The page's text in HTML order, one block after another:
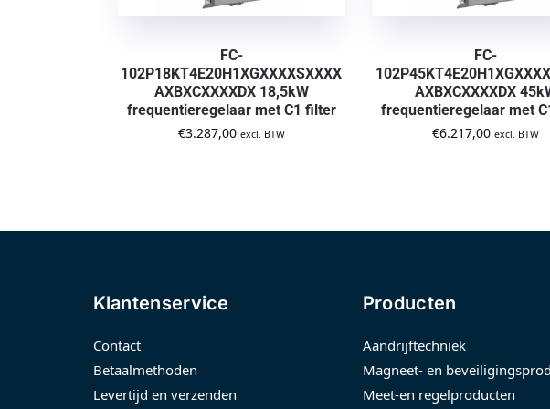
FC-
102P18KT4E20H1XGXXXXSXXXX
AXBXCXXXXDX 18,5kW
frequentieregelaar met C1 filter
€3.287,00 excl. BTW
FC-
AXBXCXXXXDX
frequentieregelaar met
€6.217,00 excl. BTW
Klantenservice
Contact
Betaalmethoden
Levertijd en verzenden
Producten
Aandrijftechniek
Magneet- en
Meet-en regelproducten